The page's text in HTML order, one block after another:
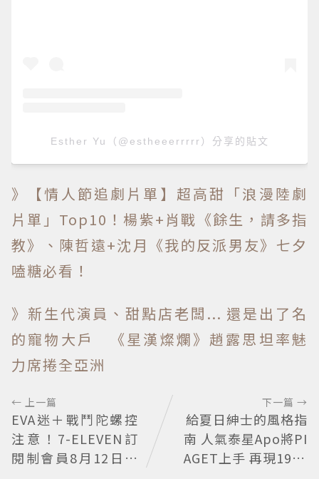
Esther Yu（@estheeerrrrr）分享的貼文
》【情人節追劇片單】超高甜「浪漫陸劇
片單」Top10！楊紫+肖戰《餘生，請多指
教》、陳哲遠+沈月《我的反派男友》七夕
嗑糖必看！
》新生代演員、甜點店老闆... 還是出了名
的寵物大戶 《星漢燦爛》趙露思坦率魅
力席捲全亞洲
← 上一篇
EVA迷＋戰鬥陀螺控
注意！7-ELEVEN訂
閱制會員8月12日搶
下一篇 →
給夏日紳士的風格指
南 人氣泰星Apo將PI
AGET上手 再現1970